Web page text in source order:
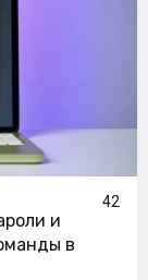
42
и
в